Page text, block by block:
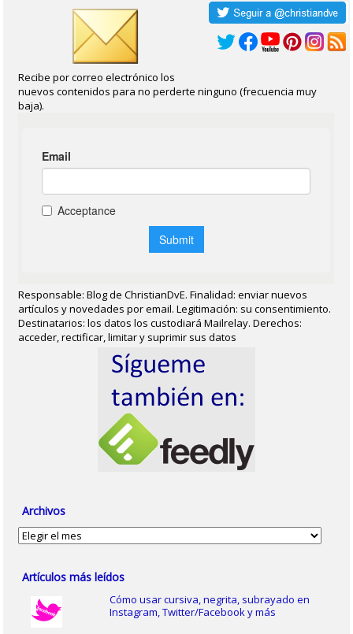
Recibe por correo electrónico los
nuevos contenidos para no perderte ninguno (frecuencia muy
baja).
Responsable: Blog de ChristianDvE. Finalidad: enviar nuevos
artículos y novedades por email. Legitimación: su consentimiento.
Destinatarios: los datos los custodiará Mailrelay. Derechos:
acceder, rectificar, limitar y suprimir sus datos
Archivos
Archivos
Artículos más leídos
Cómo usar cursiva, negrita, subrayado en
Instagram, Twitter/Facebook y más